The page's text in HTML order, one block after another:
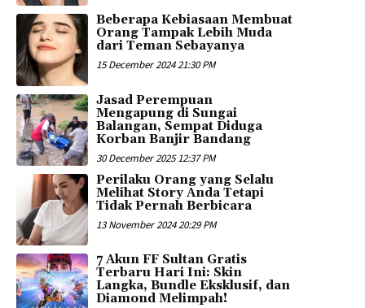
Beberapa Kebiasaan Membuat
Orang Tampak Lebih Muda
dari Teman Sebayanya
15 December 2024 21:30 PM
Jasad Perempuan
Mengapung di Sungai
Balangan, Sempat Diduga
Korban Banjir Bandang
30 December 2025 12:37 PM
Perilaku Orang yang Selalu
Melihat Story Anda Tetapi
Tidak Pernah Berbicara
13 November 2024 20:29 PM
7 Akun FF Sultan Gratis
Terbaru Hari Ini: Skin
Langka, Bundle Eksklusif, dan
Diamond Melimpah!